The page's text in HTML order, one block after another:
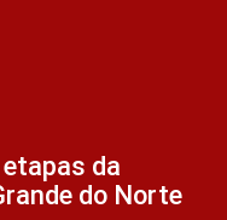
da
do Norte